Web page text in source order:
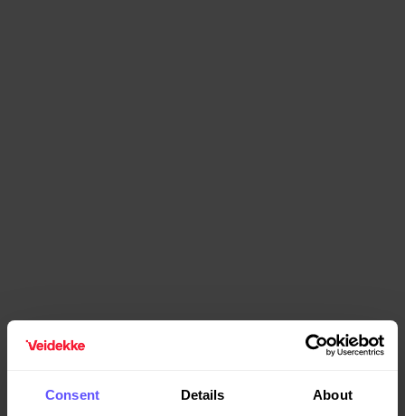
Consent Details About